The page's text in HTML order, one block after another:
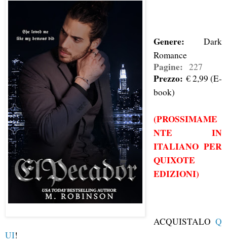
Genere: Dark
Romance
Pagine: 227
Prezzo: € 2,99 (E-
book)
(PROSSIMAME
NTE IN
ITALIANO PER
QUIXOTE
EDIZIONI)
ACQUISTALO Q
UI!